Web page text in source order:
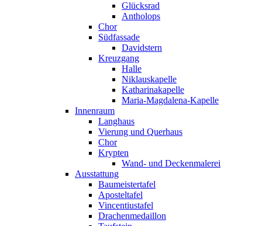
Glücksrad
Antholops
Chor
Südfassade
Davidstern
Kreuzgang
Halle
Niklauskapelle
Katharinakapelle
Maria-Magdalena-Kapelle
Innenraum
Langhaus
Vierung und Querhaus
Chor
Krypten
Wand- und Deckenmalerei
Ausstattung
Baumeistertafel
Aposteltafel
Vincentiustafel
Drachenmedaillon